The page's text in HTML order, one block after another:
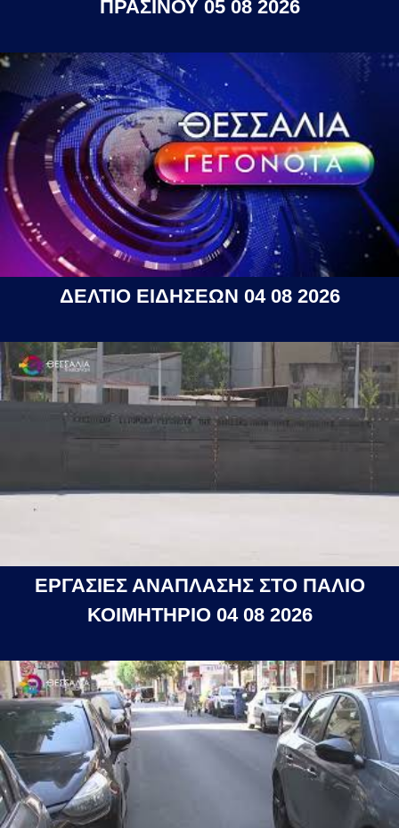
ΠΡΑΣΙΝΟΥ 05 08 2026
ΔΕΛΤΙΟ ΕΙΔΗΣΕΩΝ 04 08 2026
ΕΡΓΑΣΙΕΣ ΑΝΑΠΛΑΣΗΣ ΣΤΟ ΠΑΛΙΟ
ΚΟΙΜΗΤΗΡΙΟ 04 08 2026